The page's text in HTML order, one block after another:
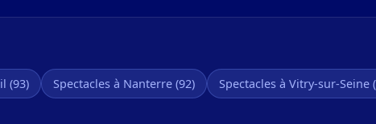
(93) Spectacles à Nanterre (92)
Spectacles à Vitry-sur-Seine